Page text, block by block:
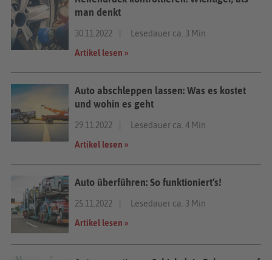
man denkt
30.11.2022
Lesedauer ca. 3 Min
Artikel lesen »
Auto abschleppen lassen: Was es kostet
und wohin es geht
29.11.2022
Lesedauer ca. 4 Min
Artikel lesen »
Auto überführen: So funktioniert‘s!
25.11.2022
Lesedauer ca. 3 Min
Artikel lesen »